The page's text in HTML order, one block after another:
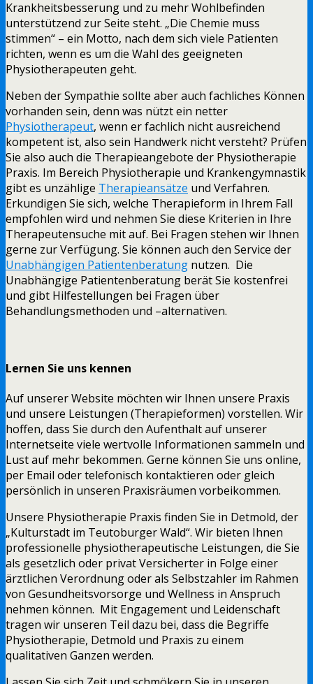
Krankheitsbesserung und zu mehr Wohlbefinden
unterstützend zur Seite steht. „Die Chemie muss
stimmen“ – ein Motto, nach dem sich viele Patienten
richten, wenn es um die Wahl des geeigneten
Physiotherapeuten geht.
Neben der Sympathie sollte aber auch fachliches Können
vorhanden sein, denn was nützt ein netter
Physiotherapeut, wenn er fachlich nicht ausreichend
kompetent ist, also sein Handwerk nicht versteht? Prüfen
Sie also auch die Therapieangebote der Physiotherapie
Praxis. Im Bereich Physiotherapie und Krankengymnastik
gibt es unzählige Therapieansätze und Verfahren.
Erkundigen Sie sich, welche Therapieform in Ihrem Fall
empfohlen wird und nehmen Sie diese Kriterien in Ihre
Therapeutensuche mit auf. Bei Fragen stehen wir Ihnen
gerne zur Verfügung. Sie können auch den Service der
Unabhängigen Patientenberatung nutzen. Die
Unabhängige Patientenberatung berät Sie kostenfrei
und gibt Hilfestellungen bei Fragen über
Behandlungsmethoden und –alternativen.
Lernen Sie uns kennen
Auf unserer Website möchten wir Ihnen unsere Praxis
und unsere Leistungen (Therapieformen) vorstellen. Wir
hoffen, dass Sie durch den Aufenthalt auf unserer
Internetseite viele wertvolle Informationen sammeln und
Lust auf mehr bekommen. Gerne können Sie uns online,
per Email oder telefonisch kontaktieren oder gleich
persönlich in unseren Praxisräumen vorbeikommen.
Unsere Physiotherapie Praxis finden Sie in Detmold, der
„Kulturstadt im Teutoburger Wald“. Wir bieten Ihnen
professionelle physiotherapeutische Leistungen, die Sie
als gesetzlich oder privat Versicherter in Folge einer
ärztlichen Verordnung oder als Selbstzahler im Rahmen
von Gesundheitsvorsorge und Wellness in Anspruch
nehmen können. Mit Engagement und Leidenschaft
tragen wir unseren Teil dazu bei, dass die Begriffe
Physiotherapie, Detmold und Praxis zu einem
qualitativen Ganzen werden.